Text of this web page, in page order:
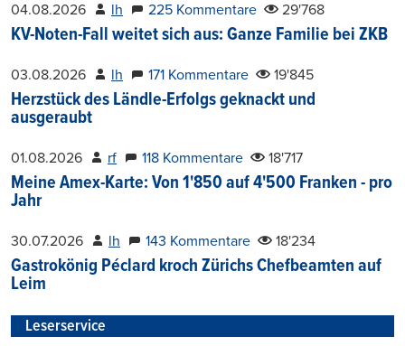
04.08.2026 lh 225 Kommentare 29'768
KV-Noten-Fall weitet sich aus: Ganze Familie bei ZKB
03.08.2026 lh 171 Kommentare 19'845
Herzstück des Ländle-Erfolgs geknackt und
ausgeraubt
01.08.2026 rf 118 Kommentare 18'717
Meine Amex-Karte: Von 1'850 auf 4'500 Franken - pro
Jahr
30.07.2026 lh 143 Kommentare 18'234
Gastrokönig Péclard kroch Zürichs Chefbeamten auf
Leim
Leserservice